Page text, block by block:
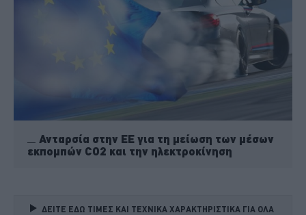
Ανταρσία στην ΕΕ για τη μείωση των μέσων
εκπομπών CO2 και την ηλεκτροκίνηση
ΔΕΙΤΕ ΕΔΩ ΤΙΜΕΣ ΚΑΙ ΤΕΧΝΙΚΑ ΧΑΡΑΚΤΗΡΙΣΤΙΚΑ ΓΙΑ ΟΛΑ